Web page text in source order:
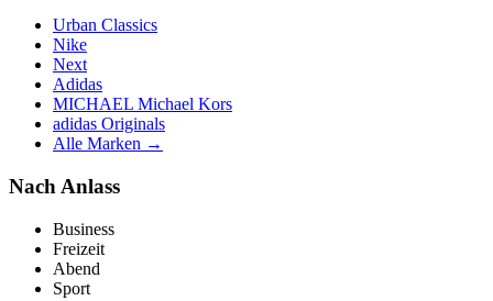
Urban Classics
Nike
Next
Adidas
MICHAEL Michael Kors
adidas Originals
Alle Marken →
Nach Anlass
Business
Freizeit
Abend
Sport